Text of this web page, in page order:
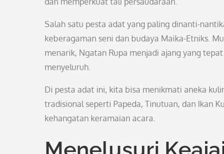
Salah satu pesta adat yang paling dinanti-
keberagaman seni dan budaya Maika-Etniks.
menarik, Ngatan Rupa menjadi ajang yang
menyeluruh.
Di pesta adat ini, kita bisa menikmati aneka
tradisional seperti Papeda, Tinutuan, dan Ikan
kehangatan keramaian acara.